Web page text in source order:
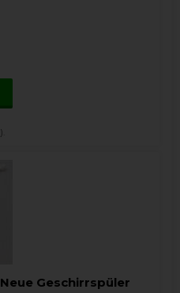
).
Geschirrspüler